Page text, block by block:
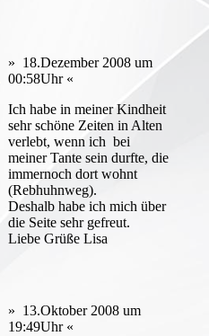
» 18.Dezember 2008 um
00:58Uhr «
Ich habe in meiner Kindheit
sehr schöne Zeiten in Alten
verlebt, wenn ich bei
meiner Tante sein durfte, die
immernoch dort wohnt
(Rebhuhnweg).
Deshalb habe ich mich über
die Seite sehr gefreut.
Liebe Grüße Lisa
» 13.Oktober 2008 um
19:49Uhr «